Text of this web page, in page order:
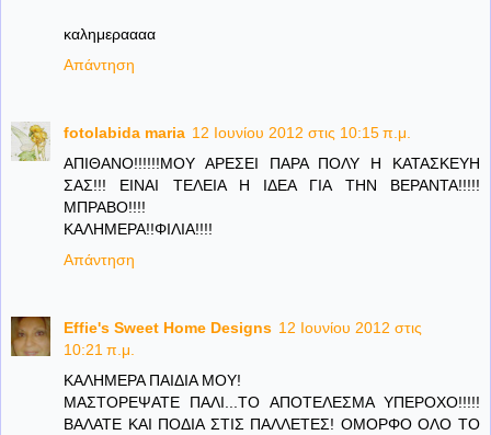
καλημεραααα
Απάντηση
fotolabida maria 12 Ιουνίου 2012 στις 10:15 π.μ.
ΑΠΙΘΑΝΟ!!!!!!ΜΟΥ ΑΡΕΣΕΙ ΠΑΡΑ ΠΟΛΥ Η ΚΑΤΑΣΚΕΥΗ
ΣΑΣ!!! ΕΙΝΑΙ ΤΕΛΕΙΑ Η ΙΔΕΑ ΓΙΑ ΤΗΝ ΒΕΡΑΝΤΑ!!!!!
ΜΠΡΑΒΟ!!!!
ΚΑΛΗΜΕΡΑ!!ΦΙΛΙΑ!!!!
Απάντηση
Effie's Sweet Home Designs 12 Ιουνίου 2012 στις
10:21 π.μ.
ΚΑΛΗΜΕΡΑ ΠΑΙΔΙΑ ΜΟΥ!
ΜΑΣΤΟΡΕΨΑΤΕ ΠΑΛΙ...ΤΟ ΑΠΟΤΕΛΕΣΜΑ ΥΠΕΡΟΧΟ!!!!!
ΒΑΛΑΤΕ ΚΑΙ ΠΟΔΙΑ ΣΤΙΣ ΠΑΛΛΕΤΕΣ! ΟΜΟΡΦΟ ΟΛΟ ΤΟ